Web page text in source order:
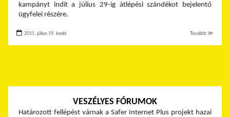
kampányt indít a július 29-ig átlépési szándékot bejelentő
ügyfelei részére.
2011. július 19. kedd Tovább ≫
VESZÉLYES FÓRUMOK
Határozott fellépést várnak a Safer Internet Plus projekt hazai